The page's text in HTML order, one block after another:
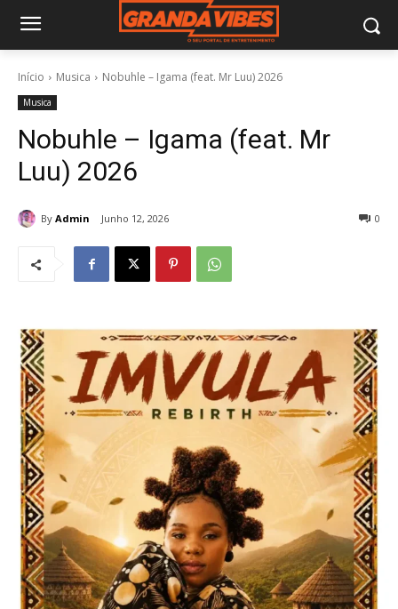
Início Musica Nobuhle – Igama (feat. Mr Luu) 2026
Musica
Nobuhle – Igama (feat. Mr
Luu) 2026
By Admin Junho 12, 2026 0